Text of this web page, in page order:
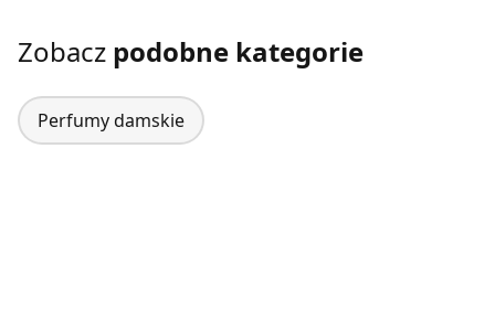
Zobacz podobne kategorie
Perfumy damskie